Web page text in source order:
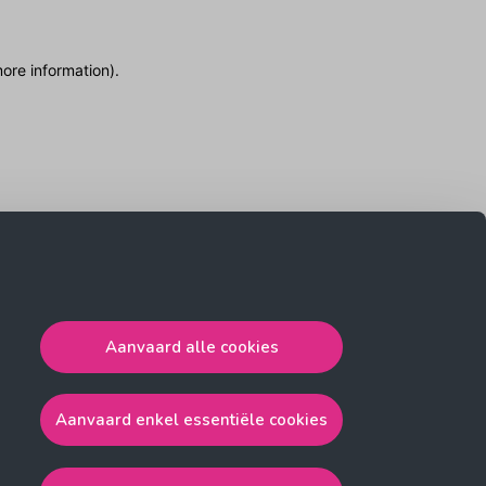
Aanvaard alle cookies
Aanvaard enkel essentiële cookies
information).